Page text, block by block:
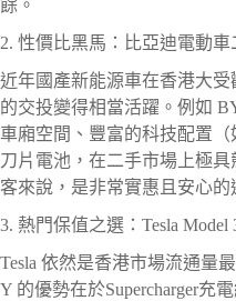
餘。
2. 性價比黑馬：比亞迪電動車
近年國產新能源車在香港大受
的交投變得相當活躍。例如
車廂空間、豐富的科技配置
刀片電池，在二手市場上極
客來說，是非常實惠且安心的
3. 熱門保值之選：Tesla Model
Tesla 依然是香港市場流通量
Y 的優勢在於Supercharger充